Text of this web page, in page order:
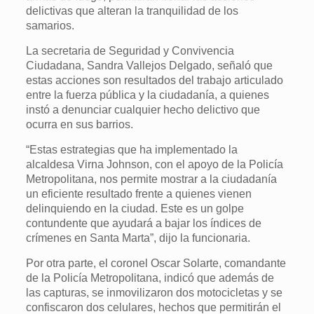
delictivas que alteran la tranquilidad de los
samarios.
La secretaria de Seguridad y Convivencia
Ciudadana, Sandra Vallejos Delgado, señaló que
estas acciones son resultados del trabajo articulado
entre la fuerza pública y la ciudadanía, a quienes
instó a denunciar cualquier hecho delictivo que
ocurra en sus barrios.
“Estas estrategias que ha implementado la
alcaldesa Virna Johnson, con el apoyo de la Policía
Metropolitana, nos permite mostrar a la ciudadanía
un eficiente resultado frente a quienes vienen
delinquiendo en la ciudad. Este es un golpe
contundente que ayudará a bajar los índices de
crímenes en Santa Marta”, dijo la funcionaria.
Por otra parte, el coronel Oscar Solarte, comandante
de la Policía Metropolitana, indicó que además de
las capturas, se inmovilizaron dos motocicletas y se
confiscaron dos celulares, hechos que permitirán el